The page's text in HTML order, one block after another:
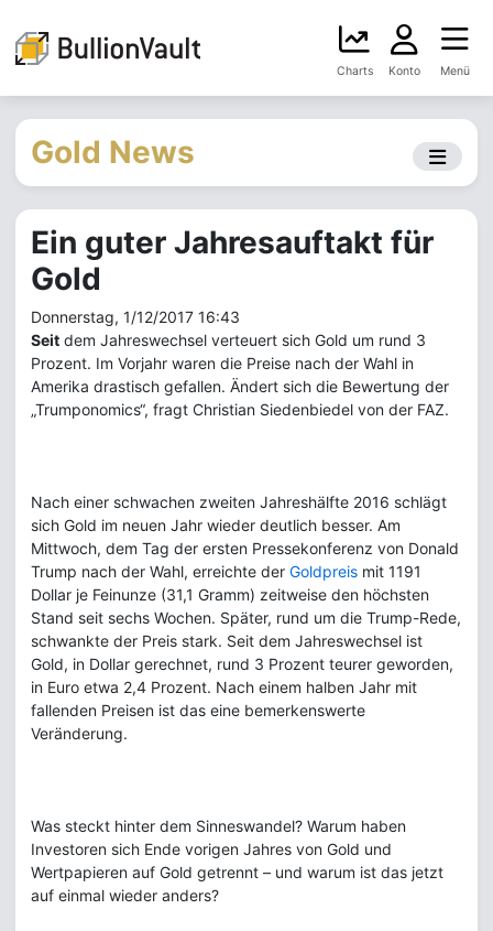
Charts Konto Menü
Gold News
Ein guter Jahresauftakt für
Gold
Donnerstag, 1/12/2017 16:43
Seit dem Jahreswechsel verteuert sich Gold um rund 3
Prozent. Im Vorjahr waren die Preise nach der Wahl in
Amerika drastisch gefallen. Ändert sich die Bewertung der
„Trumponomics“, fragt Christian Siedenbiedel von der FAZ.
Nach einer schwachen zweiten Jahreshälfte 2016 schlägt
sich Gold im neuen Jahr wieder deutlich besser. Am
Mittwoch, dem Tag der ersten Pressekonferenz von Donald
Trump nach der Wahl, erreichte der Goldpreis mit 1191
Dollar je Feinunze (31,1 Gramm) zeitweise den höchsten
Stand seit sechs Wochen. Später, rund um die Trump-Rede,
schwankte der Preis stark. Seit dem Jahreswechsel ist
Gold, in Dollar gerechnet, rund 3 Prozent teurer geworden,
in Euro etwa 2,4 Prozent. Nach einem halben Jahr mit
fallenden Preisen ist das eine bemerkenswerte
Veränderung.
Was steckt hinter dem Sinneswandel? Warum haben
Investoren sich Ende vorigen Jahres von Gold und
Wertpapieren auf Gold getrennt – und warum ist das jetzt
auf einmal wieder anders?